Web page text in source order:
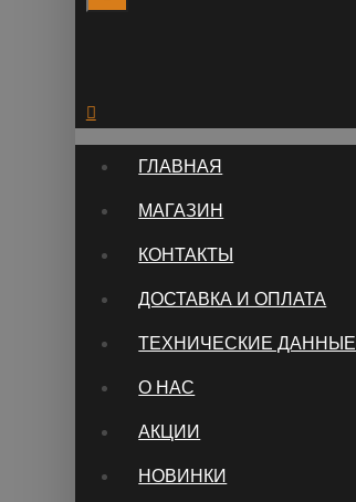
ГЛАВНАЯ
МАГАЗИН
КОНТАКТЫ
ДОСТАВКА И ОПЛАТА
ТЕХНИЧЕСКИЕ ДАННЫЕ
О НАС
АКЦИИ
НОВИНКИ